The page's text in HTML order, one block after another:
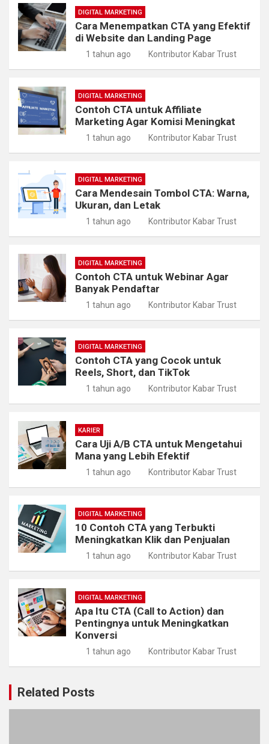
DIGITAL MARKETING
Cara Menempatkan CTA yang Efektif
di Website dan Landing Page
1 tahun ago Kontributor Kabar Trust
DIGITAL MARKETING
Contoh CTA untuk Affiliate
Marketing Agar Komisi Meningkat
1 tahun ago Kontributor Kabar Trust
DIGITAL MARKETING
Cara Mendesain Tombol CTA: Warna,
Ukuran, dan Letak
1 tahun ago Kontributor Kabar Trust
DIGITAL MARKETING
Contoh CTA untuk Webinar Agar
Banyak Pendaftar
1 tahun ago Kontributor Kabar Trust
DIGITAL MARKETING
Contoh CTA yang Cocok untuk
Reels, Short, dan TikTok
1 tahun ago Kontributor Kabar Trust
KARIER
Cara Uji A/B CTA untuk Mengetahui
Mana yang Lebih Efektif
1 tahun ago Kontributor Kabar Trust
DIGITAL MARKETING
10 Contoh CTA yang Terbukti
Meningkatkan Klik dan Penjualan
1 tahun ago Kontributor Kabar Trust
DIGITAL MARKETING
Apa Itu CTA (Call to Action) dan
Pentingnya untuk Meningkatkan
Konversi
1 tahun ago Kontributor Kabar Trust
Related Posts